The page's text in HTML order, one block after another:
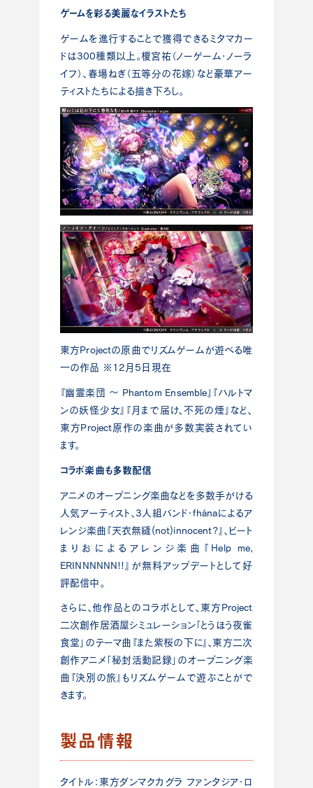
ゲームを彩る美麗なイラストたち
ゲームを進行することで獲得できるミタマカー
ドは300種類以上。榎宮祐（ノーゲーム・ノーラ
イフ）、春場ねぎ（五等分の花嫁）など豪華アー
ティストたちによる描き下ろし。
東方Projectの原曲でリズムゲームが遊べる唯
一の作品 ※12月5日現在
『幽霊楽団 ～ Phantom Ensemble』『ハルトマ
ンの妖怪少女』『月まで届け、不死の煙』など、
東方Project原作の楽曲が多数実装されてい
ます。
コラボ楽曲も多数配信
アニメのオープニング楽曲などを多数手がける
人気アーティスト、3人組バンド・fhánaによるア
レンジ楽曲『天衣無縫(not)innocent?』、ビート
まりおによるアレンジ楽曲『Help me,
ERINNNNNN!!』が無料アップデートとして好
評配信中。
さらに、他作品とのコラボとして、東方Project
二次創作居酒屋シミュレーション「とうほう夜雀
食堂」のテーマ曲『また紫桜の下に』、東方二次
創作アニメ「秘封活動記録」のオープニング楽
曲『決別の旅』もリズムゲームで遊ぶことがで
きます。
製品情報
タイトル：東方ダンマクカグラ ファンタジア・ロ